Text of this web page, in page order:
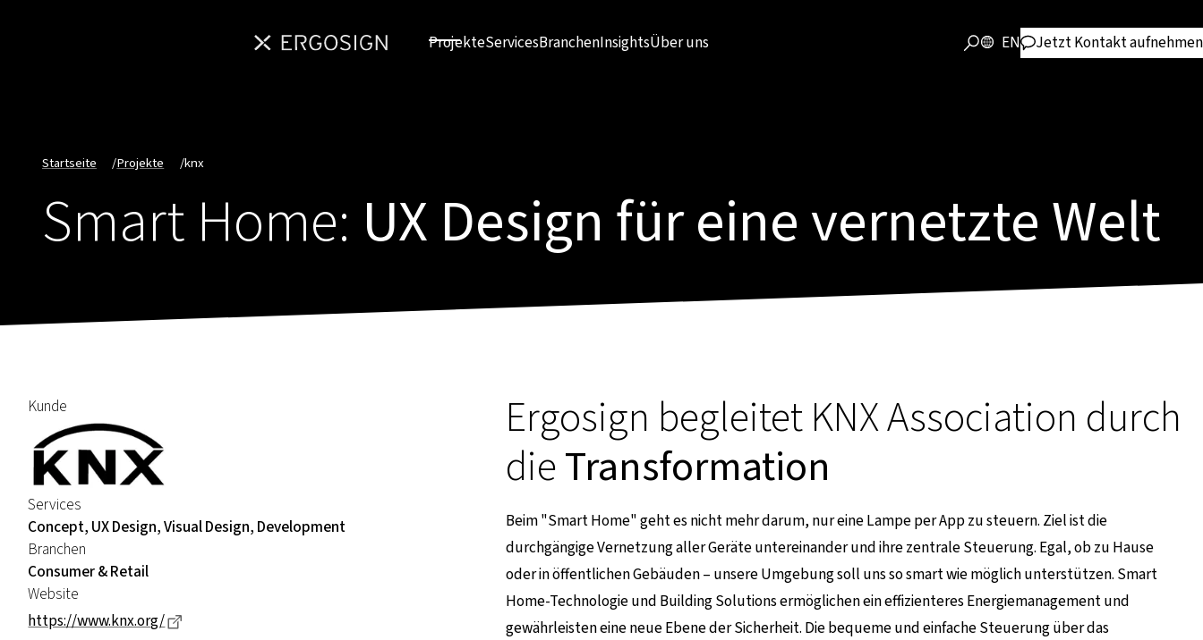
ProjekteServicesBranchenInsightsÜber uns EN Jetzt Kontakt aufnehmen
Startseite /Projekte /knx
Smart Home: UX Design für eine vernetzte Welt
Kunde
Services
Concept, UX Design, Visual Design, Development
Branchen
Consumer & Retail
Website
https://www.knx.org/
Ergosign begleitet KNX Association durch
dieTransformation
Beim "Smart Home" geht es nicht mehr darum, nur eine Lampe per App zu steuern. Ziel ist die
durchgängige Vernetzung aller Geräte untereinander und ihre zentrale Steuerung. Egal, ob zu Hause
oder in öffentlichen Gebäuden – unsere Umgebung soll uns so smart wie möglich unterstützen. Smart
Home-Technologie und Building Solutions ermöglichen ein effizienteres Energiemanagement und
gewährleisten eine neue Ebene der Sicherheit. Die bequeme und einfache Steuerung über das